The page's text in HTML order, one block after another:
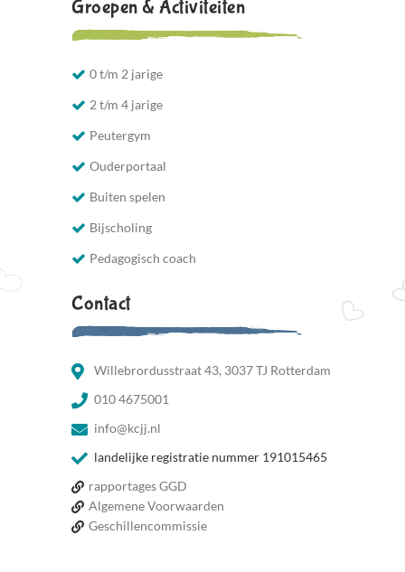
Groepen & Activiteiten
0 t/m 2 jarige
2 t/m 4 jarige
Peutergym
Ouderportaal
Buiten spelen
Bijscholing
Pedagogisch coach
Contact
Willebrordusstraat 43, 3037 TJ Rotterdam
010 4675001
info@kcjj.nl
landelijke registratie nummer 191015465
rapportages GGD
Algemene Voorwaarden
Geschillencommissie